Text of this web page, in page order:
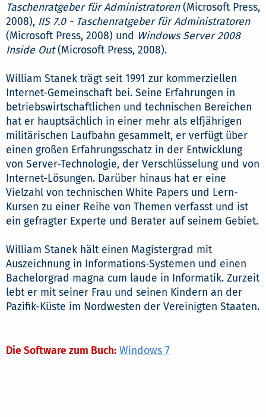
Taschenratgeber für Administratoren(Microsoft Press,
2008), IIS 7.0 - Taschenratgeber für Administratoren
(Microsoft Press, 2008) und Windows Server 2008
Inside Out(Microsoft Press, 2008).
William Stanek trägt seit 1991 zur kommerziellen
Internet-Gemeinschaft bei. Seine Erfahrungen in
betriebswirtschaftlichen und technischen Bereichen
hat er hauptsächlich in einer mehr als elfjährigen
militärischen Laufbahn gesammelt, er verfügt über
einen großen Erfahrungsschatz in der Entwicklung
von Server-Technologie, der Verschlüsselung und von
Internet-Lösungen. Darüber hinaus hat er eine
Vielzahl von technischen White Papers und Lern-
Kursen zu einer Reihe von Themen verfasst und ist
ein gefragter Experte und Berater auf seinem Gebiet.
William Stanek hält einen Magistergrad mit
Auszeichnung in Informations-Systemen und einen
Bachelorgrad magna cum laude in Informatik. Zurzeit
lebt er mit seiner Frau und seinen Kindern an der
Pazifik-Küste im Nordwesten der Vereinigten Staaten.
Die Software zum Buch: Windows 7